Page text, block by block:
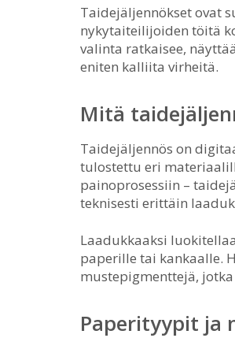
Taidejäljennökset ovat
nykytaiteilijoiden töitä
valinta ratkaisee,
eniten kalliita virheitä.
Mitä
Taidejäljennös on
tulostettu eri
painoprosessiin –
teknisesti erittäin
Laadukkaaksi
paperille tai kankaalle.
mustepigmenttejä,
Paperityypit ja